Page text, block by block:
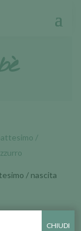
/ nascita
CHIUDI